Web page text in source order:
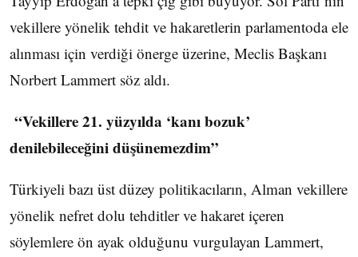
vekillere yönelik tehdit ve hakaretlerin parlamentoda ele
alınması için verdiği önerge üzerine, Meclis Başkanı
Norbert Lammert söz aldı.
“Vekillere 21. yüzyılda ‘kanı bozuk’
denilebileceğini düşünemezdim”
Türkiyeli bazı üst düzey politikacıların, Alman vekillere
yönelik nefret dolu tehditler ve hakaret içeren
söylemlere ön ayak olduğunu vurgulayan Lammert,